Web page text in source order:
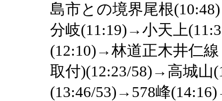
島市との境界尾根
分岐(11:19)→小天上
(12:10)→林道正木井仁
取付)(12:23/58)→高城山
(13:46/53)→578峰